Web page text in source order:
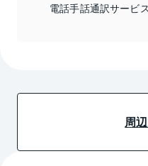
電話手話通訳サービ
周